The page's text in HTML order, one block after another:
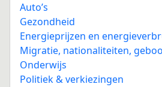
Auto’s
Gezondheid
Energieprijzen en
Migratie, nationaliteiten,
Onderwijs
Politiek & verkiezingen